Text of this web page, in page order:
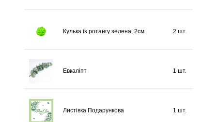
Кулька із ротангу зелена, 2см 2 шт.
Евкаліпт 1 шт.
Листівка Подарункова 1 шт.